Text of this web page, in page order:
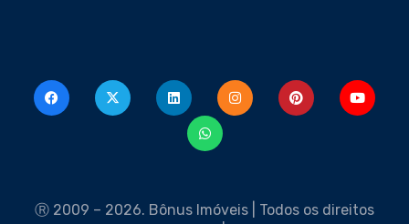
Ⓡ 2009 – 2026. Bônus Imóveis | Todos os direitos